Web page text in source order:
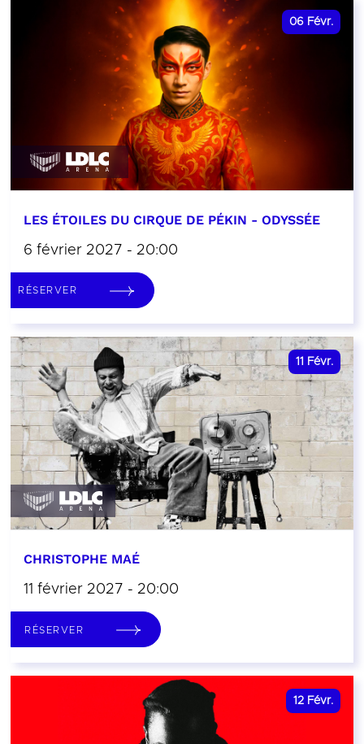
06 Févr.
LES ÉTOILES DU CIRQUE DE PÉKIN - ODYSSÉE
6 février 2027 - 20:00
RÉSERVER
11 Févr.
CHRISTOPHE MAÉ
11 février 2027 - 20:00
RÉSERVER
12 Févr.